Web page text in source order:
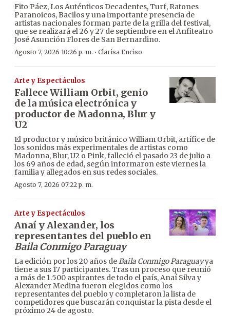
Fito Páez, Los Auténticos Decadentes, Turf, Ratones
Paranoicos, Bacilos y una importante presencia de
artistas nacionales forman parte de la grilla del festival,
que se realizará el 26 y 27 de septiembre en el Anfiteatro
José Asunción Flores de San Bernardino.
Agosto 7, 2026 10:26 p. m. · Clarisa Enciso
Arte y Espectáculos
Fallece William Orbit, genio
de la música electrónica y
productor de Madonna, Blur y
U2
El productor y músico británico William Orbit, artífice de
los sonidos más experimentales de artistas como
Madonna, Blur, U2 o Pink, falleció el pasado 23 de julio a
los 69 años de edad, según informaron este viernes la
familia y allegados en sus redes sociales.
Agosto 7, 2026 07:22 p. m.
Arte y Espectáculos
Anaí y Alexander, los
representantes del pueblo en
Baila Conmigo Paraguay
La edición por los 20 años deBaila Conmigo Paraguayya
tiene a sus 17 participantes. Tras un proceso que reunió
a más de 1.500 aspirantes de todo el país, Anaí Silva y
Alexander Medina fueron elegidos como los
representantes del pueblo y completaron la lista de
competidores que buscarán conquistar la pista desde el
próximo 24 de agosto.